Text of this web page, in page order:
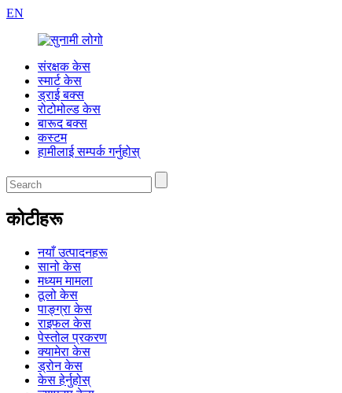
EN
संरक्षक केस
स्मार्ट केस
ड्राई बक्स
रोटोमोल्ड केस
बारूद बक्स
कस्टम
हामीलाई सम्पर्क गर्नुहोस्
कोटीहरू
नयाँ उत्पादनहरू
सानो केस
मध्यम मामला
ठूलो केस
पाङ्ग्रा केस
राइफल केस
पेस्तोल प्रकरण
क्यामेरा केस
ड्रोन केस
केस हेर्नुहोस्